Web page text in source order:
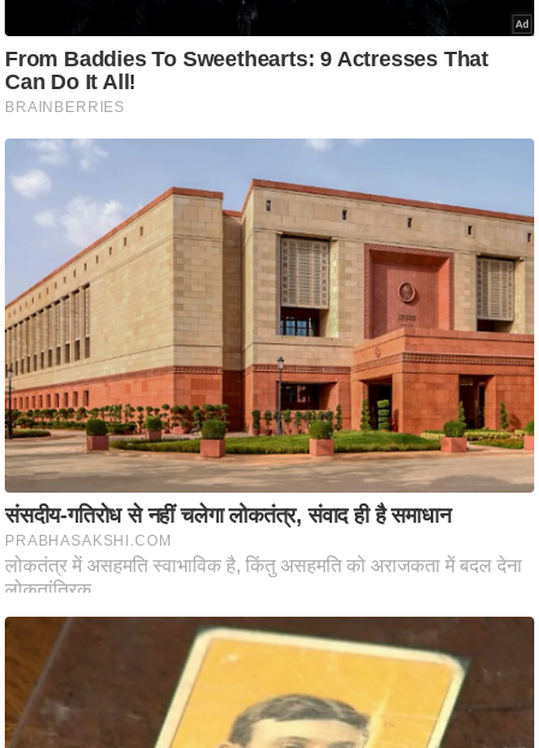
प
रा
ज
नी
ति
ण
स
म
सा
म
यि
क
मा
तृ
भू
मि
स्तं
भ